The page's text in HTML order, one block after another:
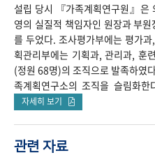
설립 당시 『가족계획연구원』은
영의 실질적 책임자인 원장과 부
를 두었다. 조사평가부에는 평가
획관리부에는 기획과, 관리과, 훈
(정원 68명)의 조직으로 발족하였
족계획연구소의 조직을 슬림화한
자세히 보기
관련 자료